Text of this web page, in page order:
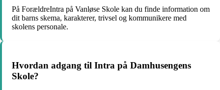
På ForældreIntra på Vanløse Skole kan du finde information om
dit barns skema, karakterer, trivsel og kommunikere med
skolens personale.
Hvordan adgang til Intra på Damhusengens
Skole?